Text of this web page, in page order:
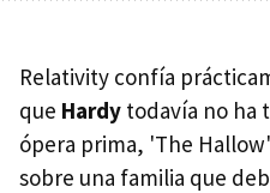
Relativity confía
que Hardy todavía no ha
ópera prima, 'The
sobre una familia que